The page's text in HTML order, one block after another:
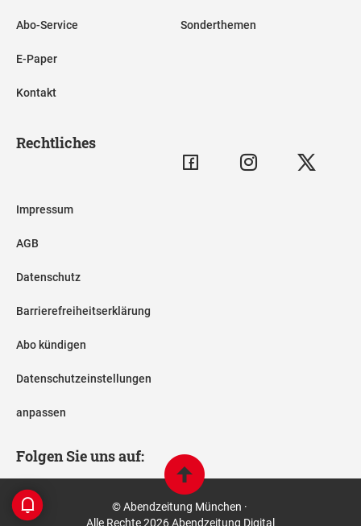
Abo-Service
E-Paper
Kontakt
Sonderthemen
Rechtliches
Impressum
AGB
Datenschutz
Barrierefreiheitserklärung
Abo kündigen
Datenschutzeinstellungen
anpassen
Folgen Sie uns auf:
© Abendzeitung München ·
Alle Rechte 2026 Abendzeitung Digital